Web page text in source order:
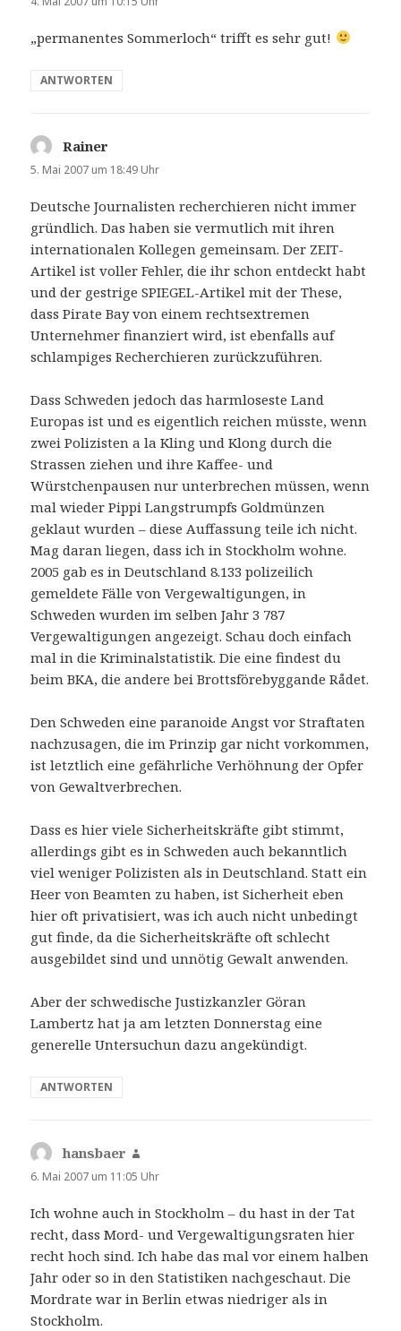
„permanentes Sommerloch“ trifft es sehr gut!
ANTWORTEN
Rainer
5. Mai 2007 um 18:49 Uhr
Deutsche Journalisten recherchieren nicht immer
gründlich. Das haben sie vermutlich mit ihren
internationalen Kollegen gemeinsam. Der ZEIT-
Artikel ist voller Fehler, die ihr schon entdeckt habt
und der gestrige SPIEGEL-Artikel mit der These,
dass Pirate Bay von einem rechtsextremen
Unternehmer finanziert wird, ist ebenfalls auf
schlampiges Recherchieren zurückzuführen.
Dass Schweden jedoch das harmloseste Land
Europas ist und es eigentlich reichen müsste, wenn
zwei Polizisten a la Kling und Klong durch die
Strassen ziehen und ihre Kaffee- und
Würstchenpausen nur unterbrechen müssen, wenn
mal wieder Pippi Langstrumpfs Goldmünzen
geklaut wurden – diese Auffassung teile ich nicht.
Mag daran liegen, dass ich in Stockholm wohne.
2005 gab es in Deutschland 8.133 polizeilich
gemeldete Fälle von Vergewaltigungen, in
Schweden wurden im selben Jahr 3 787
Vergewaltigungen angezeigt. Schau doch einfach
mal in die Kriminalstatistik. Die eine findest du
beim BKA, die andere bei Brottsförebyggande Rådet.
Den Schweden eine paranoide Angst vor Straftaten
nachzusagen, die im Prinzip gar nicht vorkommen,
ist letztlich eine gefährliche Verhöhnung der Opfer
von Gewaltverbrechen.
Dass es hier viele Sicherheitskräfte gibt stimmt,
allerdings gibt es in Schweden auch bekanntlich
viel weniger Polizisten als in Deutschland. Statt ein
Heer von Beamten zu haben, ist Sicherheit eben
hier oft privatisiert, was ich auch nicht unbedingt
gut finde, da die Sicherheitskräfte oft schlecht
ausgebildet sind und unnötig Gewalt anwenden.
Aber der schwedische Justizkanzler Göran
Lambertz hat ja am letzten Donnerstag eine
generelle Untersuchun dazu angekündigt.
ANTWORTEN
hansbaer
6. Mai 2007 um 11:05 Uhr
Ich wohne auch in Stockholm – du hast in der Tat
recht, dass Mord- und Vergewaltigungsraten hier
recht hoch sind. Ich habe das mal vor einem halben
Jahr oder so in den Statistiken nachgeschaut. Die
Mordrate war in Berlin etwas niedriger als in
Stockholm.